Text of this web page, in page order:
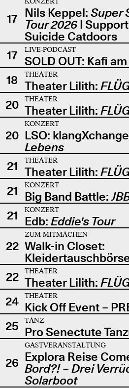
17 Nils Keppel: Super
Tour 2026|
Suicide Catdoors
17
LIVE-PODCAST
SOLD OUT: Kafi
18
THEATER
Theater Lilith:
20
THEATER
Theater Lilith:
20
KONZERT
LSO: klangXchange
Lebens
21
THEATER
Theater Lilith:
21
KONZERT
Big Band Battle:
21
KONZERT
Edb: Eddie's Tour
22
ZUM MITMACHEN
Walk-in Closet:
22
THEATER
Theater Lilith:
24
THEATER
Kick Off Event –
25
TANZ
Pro Senectute
26
GASTVERANSTALTUNG
Explora Reise
Bord?! – Drei
Solarboot